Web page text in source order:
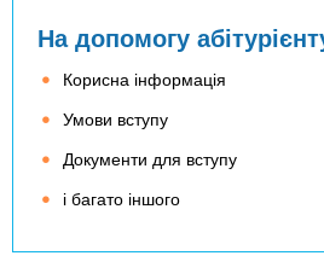
На допомогу
Корисна інформація
Умови вступу
Документи для вступу
і багато іншого